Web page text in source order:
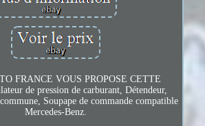
FRANCE VOUS PROPOSE CETTE
de pression de carburant, Détendeur,
Soupape de commande compatible
Mercedes-Benz.